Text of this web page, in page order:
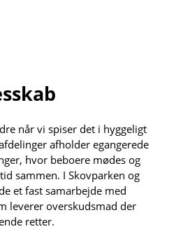
når vi spiser det i hyggeligt
afholder egangerede
hvor beboere mødes og
sammen. I Skovparken og
et fast samarbejde med
leverer overskudsmad der
retter.